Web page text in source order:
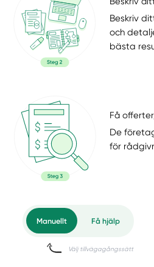
Beskriv
och
bästa
Få
De
för